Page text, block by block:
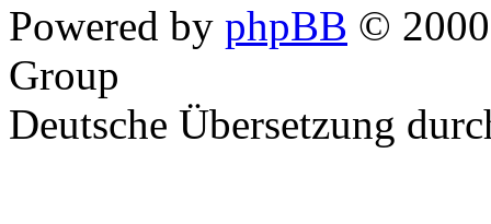
Powered by phpBB ©
Group
Deutsche Übersetzung